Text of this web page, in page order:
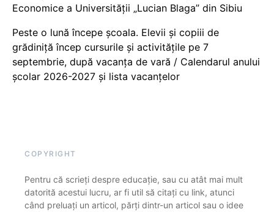
Economice a Universității „Lucian Blaga” din Sibiu
Peste o lună începe școala. Elevii și copiii de
grădiniță încep cursurile și activitățile pe 7
septembrie, după vacanța de vară / Calendarul anului
școlar 2026-2027 și lista vacanțelor
COPYRIGHT
Pentru că scrieți despre educație, sau cu atât mai mult
datorită acestui lucru, ar fi util să citați cu link, atunci
când preluați un articol, părți dintr-un articol sau o idee